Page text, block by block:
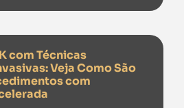
com Técnicas
Veja Como São
com